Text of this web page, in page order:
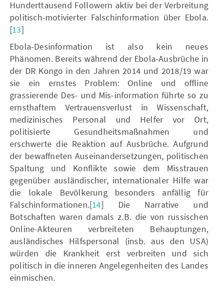
Hunderttausend Followern aktiv bei der Verbreitung
politisch-motivierter Falschinformation über Ebola.
[13]
Ebola-Desinformation ist also kein neues
Phänomen. Bereits während der Ebola-Ausbrüche in
der DR Kongo in den Jahren 2014 und 2018/19 war
sie ein ernstes Problem: Online und offline
grassierende Des- und Mis-information führte so zu
ernsthaftem Vertrauensverlust in Wissenschaft,
medizinisches Personal und Helfer vor Ort,
politisierte Gesundheitsmaßnahmen und
erschwerte die Reaktion auf Ausbrüche. Aufgrund
der bewaffneten Auseinandersetzungen, politischen
Spaltung und Konflikte sowie dem Misstrauen
gegenüber ausländischer, internationaler Hilfe war
die lokale Bevölkerung besonders anfällig für
Falschinformationen.[14] Die Narrative und
Botschaften waren damals z.B. die von russischen
Online-Akteuren verbreiteten Behauptungen,
ausländisches Hilfspersonal (insb. aus den USA)
würden die Krankheit erst verbreiten und sich
politisch in die inneren Angelegenheiten des Landes
einmischen.